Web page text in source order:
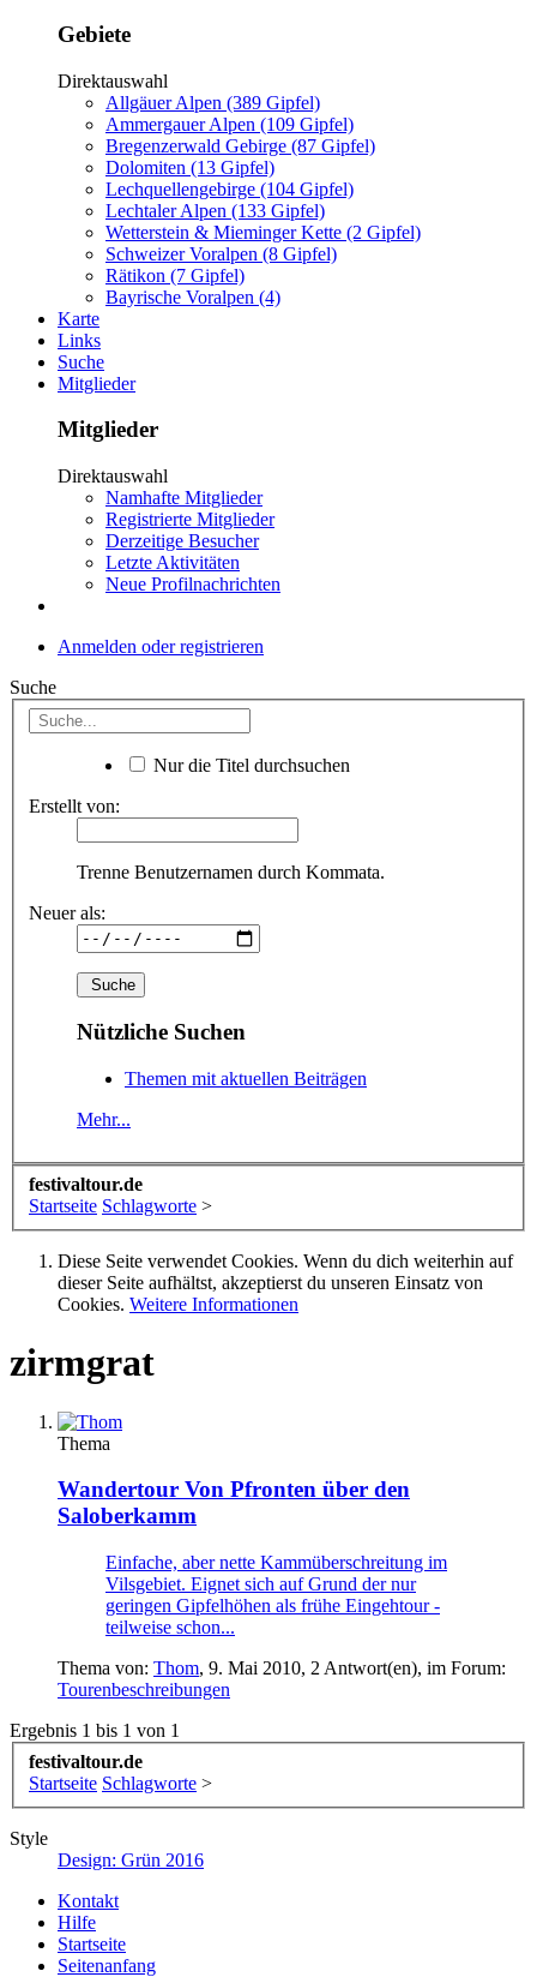
Gebiete
Direktauswahl
Allgäuer Alpen (389 Gipfel)
Ammergauer Alpen (109 Gipfel)
Bregenzerwald Gebirge (87 Gipfel)
Dolomiten (13 Gipfel)
Lechquellengebirge (104 Gipfel)
Lechtaler Alpen (133 Gipfel)
Wetterstein & Mieminger Kette (2 Gipfel)
Schweizer Voralpen (8 Gipfel)
Rätikon (7 Gipfel)
Bayrische Voralpen (4)
Karte
Links
Suche
Mitglieder
Mitglieder
Direktauswahl
Namhafte Mitglieder
Registrierte Mitglieder
Derzeitige Besucher
Letzte Aktivitäten
Neue Profilnachrichten
Anmelden oder registrieren
Suche
Nur die Titel durchsuchen
Erstellt von:
Trenne Benutzernamen durch Kommata.
Neuer als:
Nützliche Suchen
Themen mit aktuellen Beiträgen
Mehr...
festivaltour.de
Startseite Schlagworte >
Diese Seite verwendet Cookies. Wenn du dich weiterhin auf
dieser Seite aufhältst, akzeptierst du unseren Einsatz von
Cookies. Weitere Informationen
zirmgrat
Thema
Wandertour Von Pfronten über den
Saloberkamm
Einfache, aber nette Kammüberschreitung im
Vilsgebiet. Eignet sich auf Grund der nur
geringen Gipfelhöhen als frühe Eingehtour -
teilweise schon...
Thema von: Thom, 9. Mai 2010, 2 Antwort(en), im Forum:
Tourenbeschreibungen
Ergebnis 1 bis 1 von 1
festivaltour.de
Startseite Schlagworte >
Style
Design: Grün 2016
Kontakt
Hilfe
Startseite
Seitenanfang